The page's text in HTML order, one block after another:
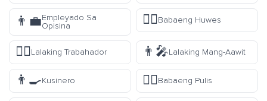
👨‍💼Empleyado Sa
Opisina
👩‍⚖️Babaeng Huwes
👷‍♂️Lalaking Trabahador 👨‍🎤Lalaking Mang-Aawit
👨‍🍳Kusinero 👮‍♀️Babaeng Pulis